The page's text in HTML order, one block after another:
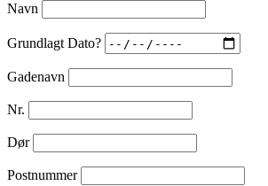
Navn
Grundlagt Dato?
Gadenavn
Nr.
Dør
Postnummer